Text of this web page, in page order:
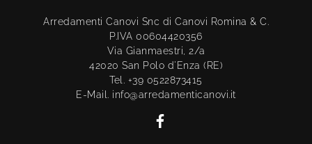
Arredamenti Canovi Snc di Canovi Romina & C.
P.IVA 00604420356
Via Gianmaestri, 2/a
42020 San Polo d'Enza (RE)
Tel. +39 0522873415
E-Mail. info@arredamenticanovi.it